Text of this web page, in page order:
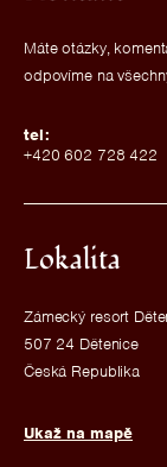
Máte otázky,
odpovíme na
tel:
+420 602 728 422
Lokalita
Zámecký resort
507 24 Dětenice
Česká Republika
Ukaž na mapě